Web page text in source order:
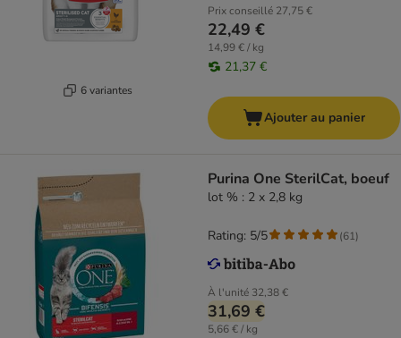
6 variantes
Prix conseillé 27,75 €
22,49 €
14,99 € / kg
21,37 €
Ajouter au panier
Purina One SterilCat, boeuf
lot % : 2 x 2,8 kg
À l'unité 32,38 €
31,69 €
5,66 € / kg
Rating: 5/5 (61)